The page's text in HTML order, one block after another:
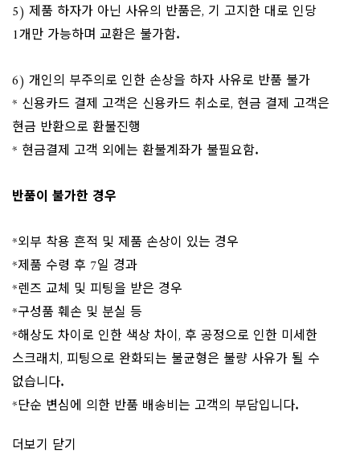
5) 제품 하자가 아닌 사유의 반품은, 기 고지한 대로 인당
1개만 가능하며 교환은 불가함.
6) 개인의 부주의로 인한 손상을 하자 사유로 반품 불가
* 신용카드 결제 고객은 신용카드 취소로, 현금 결제 고객은
현금 반환으로 환불진행
* 현금결제 고객 외에는 환불계좌가 불필요함.
반품이 불가한 경우
*외부 착용 흔적 및 제품 손상이 있는 경우
*제품 수령 후 7일 경과
*렌즈 교체 및 피팅을 받은 경우
*구성품 훼손 및 분실 등
*해상도 차이로 인한 색상 차이, 후 공정으로 인한 미세한
스크래치, 피팅으로 완화되는 불균형은 불량 사유가 될 수
없습니다.
*단순 변심에 의한 반품 배송비는 고객의 부담입니다.
더보기 닫기